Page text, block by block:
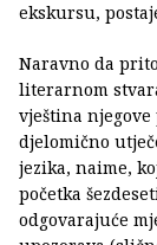
ekskursu,
Naravno da
literarnom
vještina
djelomično
jezika, naime,
početka
odgovarajuće